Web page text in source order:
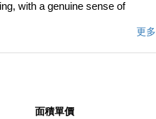
with a genuine sense of
2 debris removal complete,
更多
面積單價